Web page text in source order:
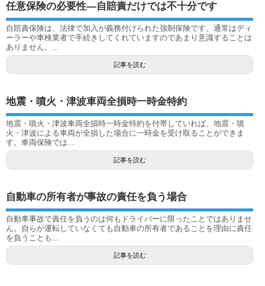
任意保険の必要性―自賠責だけでは不十分です
自賠責保険は、法律で加入が義務付けられた強制保険です。通常はディ
ーラーや車検業者で手続きしてくれていますのであまり意識することは
ありません。...
記事を読む
地震・噴火・津波車両全損時一時金特約
地震・噴火・津波車両全損時一時金特約を付帯していれば、地震・噴
火・津波による車両が全損した場合に一時金を受け取ることができま
す。車両保険では...
記事を読む
自動車の所有者が事故の責任を負う場合
自動車事故で責任を負うのは何もドライバーに限ったことではありませ
ん。自らが運転していなくても自動車の所有者であることを理由に責任
を負うことも...
記事を読む